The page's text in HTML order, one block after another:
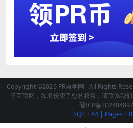
Copyright ©2026 PR自学网 - All Rights
于互联网，如果侵犯了您的权益，请联系我
晋ICP备
SQL：84 | Pages：